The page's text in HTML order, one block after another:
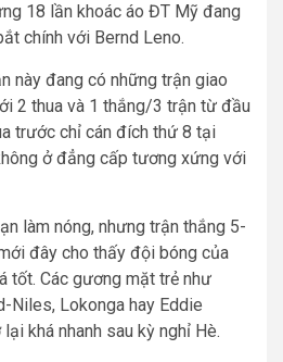
18 lần khoác áo ĐT Mỹ đang
chính với Bernd Leno.
này đang có những trận giao
2 thua và 1 thắng/3 trận từ đầu
trước chỉ cán đích thứ 8 tại
ở đẳng cấp tương xứng với
làm nóng, nhưng trận thắng 5-
đây cho thấy đội bóng của
tốt. Các gương mặt trẻ như
Niles, Lokonga hay Eddie
khá nhanh sau kỳ nghỉ Hè.